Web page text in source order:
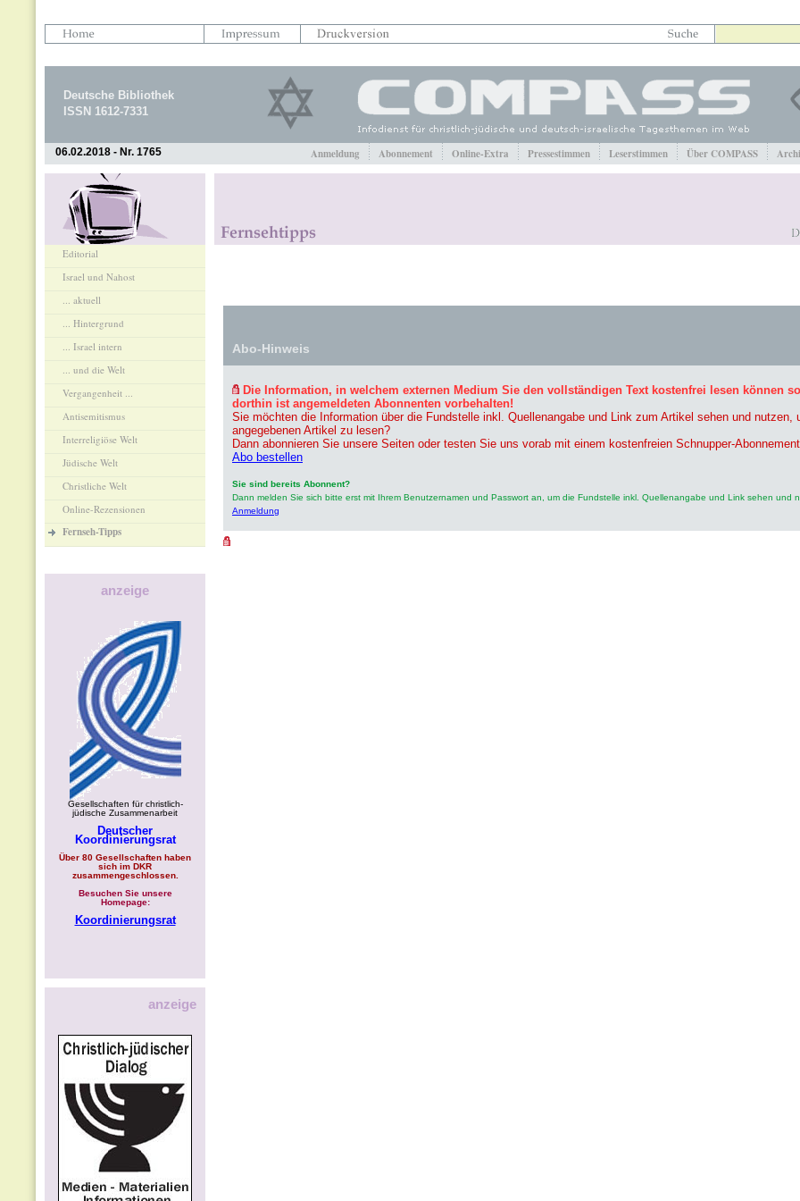
Deutsche Bibliothek
ISSN 1612-7331
06.02.2018 - Nr. 1765 Anmeldung Abonnement Online-Extra Pressestimmen Leserstimmen Über COMPASS
Editorial
Israel und Nahost
... aktuell
... Hintergrund
... Israel intern
... und die Welt
Vergangenheit ...
Antisemitismus
Interreligiöse Welt
Jüdische Welt
Christliche Welt
Online-Rezensionen
Fernseh-Tipps
anzeige
Gesellschaften für christlich-
jüdische Zusammenarbeit
Deutscher
Koordinierungsrat
Über 80 Gesellschaften haben
sich im DKR
zusammengeschlossen.
Besuchen Sie unsere
Homepage:
Koordinierungsrat
anzeige
Abo-Hinweis
Die Information, in welchem externen Medium Sie den vollständigen Text kostenfrei lesen können
dorthin ist angemeldeten Abonnenten vorbehalten!
Sie möchten die Information über die Fundstelle inkl. Quellenangabe und Link zum Artikel sehen und nutzen,
angegebenen Artikel zu lesen?
Dann abonnieren Sie unsere Seiten oder testen Sie uns vorab mit einem kostenfreien Schnupper-
Abo bestellen
Sie sind bereits Abonnent?
Dann melden Sie sich bitte erst mit Ihrem Benutzernamen und Passwort an, um die Fundstelle inkl. Quellenangabe und Link sehen und
Anmeldung